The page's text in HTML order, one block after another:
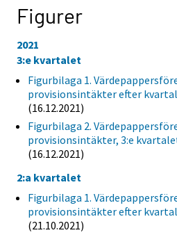
Figurer
2021
3:e kvartalet
Figurbilaga 1.
provisionsintäkter efter kvartal
(16.12.2021)
Figurbilaga 2.
provisionsintäkter, 3:e
(16.12.2021)
2:a kvartalet
Figurbilaga 1.
provisionsintäkter efter kvartal
(21.10.2021)